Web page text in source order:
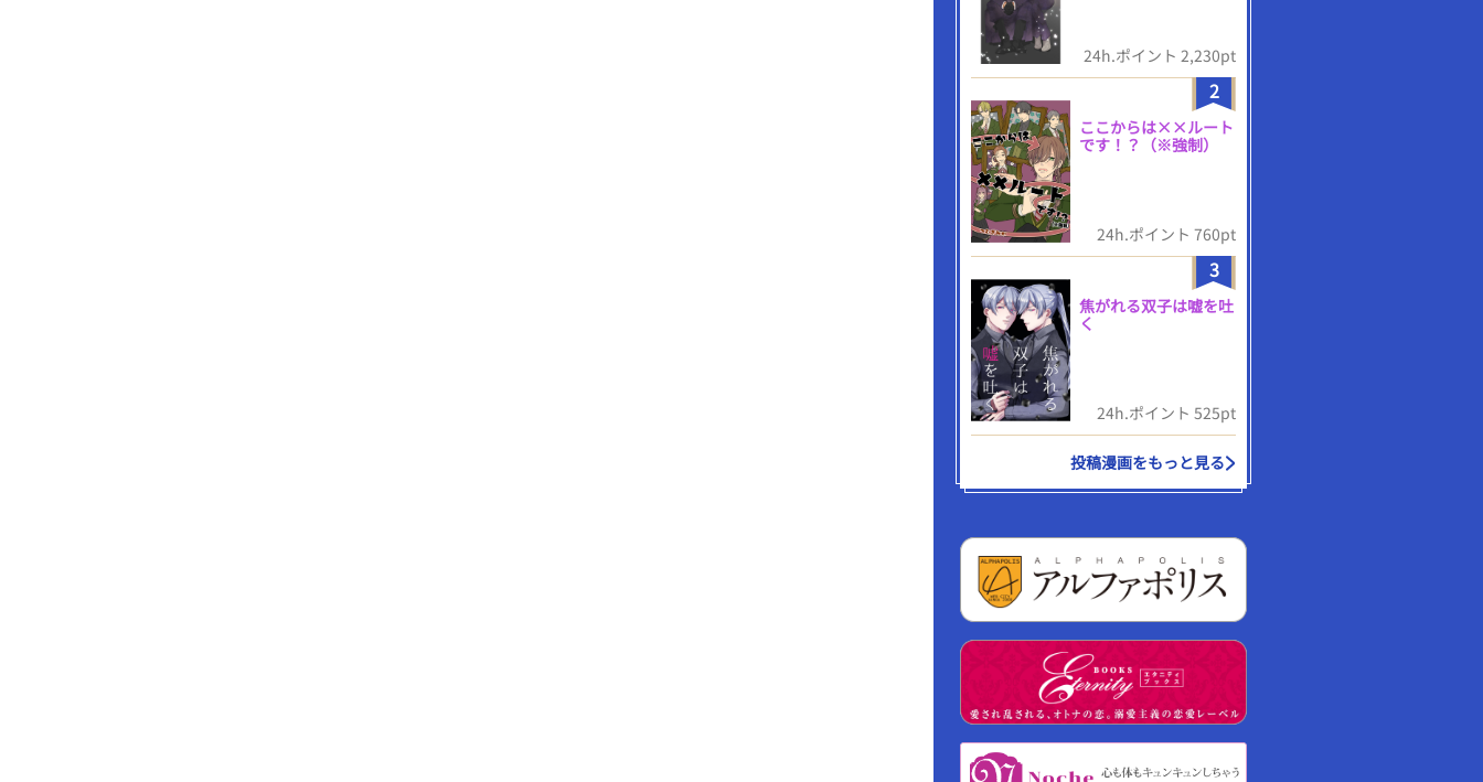
24h.ポイント 2,230pt
2
ここからは××ルート
です！？（※強制）
24h.ポイント 760pt
3
焦がれる双子は嘘を吐
く
24h.ポイント 525pt
投稿漫画をもっと見る